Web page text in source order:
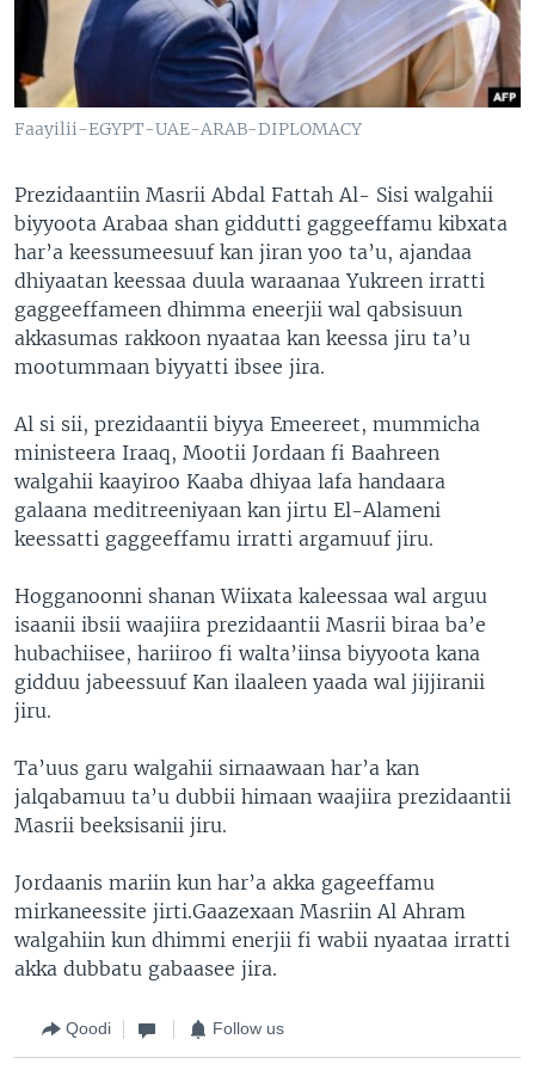
Faayilii-EGYPT-UAE-ARAB-DIPLOMACY
Prezidaantiin Masrii Abdal Fattah Al- Sisi walgahii
biyyoota Arabaa shan giddutti gaggeeffamu kibxata
har’a keessumeesuuf kan jiran yoo ta’u, ajandaa
dhiyaatan keessaa duula waraanaa Yukreen irratti
gaggeeffameen dhimma eneerjii wal qabsisuun
akkasumas rakkoon nyaataa kan keessa jiru ta’u
mootummaan biyyatti ibsee jira.
Al si sii, prezidaantii biyya Emeereet, mummicha
ministeera Iraaq, Mootii Jordaan fi Baahreen
walgahii kaayiroo Kaaba dhiyaa lafa handaara
galaana meditreeniyaan kan jirtu El-Alameni
keessatti gaggeeffamu irratti argamuuf jiru.
Hogganoonni shanan Wiixata kaleessaa wal arguu
isaanii ibsii waajiira prezidaantii Masrii biraa ba’e
hubachiisee, hariiroo fi walta’iinsa biyyoota kana
gidduu jabeessuuf Kan ilaaleen yaada wal jijjiranii
jiru.
Ta’uus garu walgahii sirnaawaan har’a kan
jalqabamuu ta’u dubbii himaan waajiira prezidaantii
Masrii beeksisanii jiru.
Jordaanis mariin kun har’a akka gageeffamu
mirkaneessite jirti.Gaazexaan Masriin Al Ahram
walgahiin kun dhimmi enerjii fi wabii nyaataa irratti
akka dubbatu gabaasee jira.
Qoodi Follow us